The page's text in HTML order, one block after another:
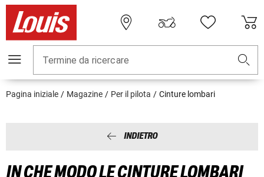
Termine da ricercare
Pagina iniziale Magazine Per il pilota Cinture lombari
INDIETRO
IN CHE MODO LE CINTURE LOMBARI